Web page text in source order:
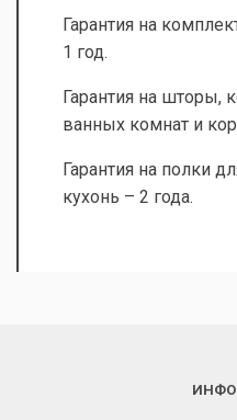
Гарантия на
1 год.
Гарантия на шторы,
ванных комнат и
Гарантия на полки
кухонь – 2 года.